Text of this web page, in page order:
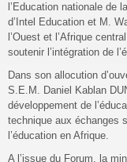
l’Education nationale de
d’Intel Education et M.
l’Ouest et l’Afrique
soutenir l’intégration de
Dans son allocution
S.E.M. Daniel Kablan
développement de
technique aux échanges
l’éducation en Afrique.
A l’issue du Forum, la